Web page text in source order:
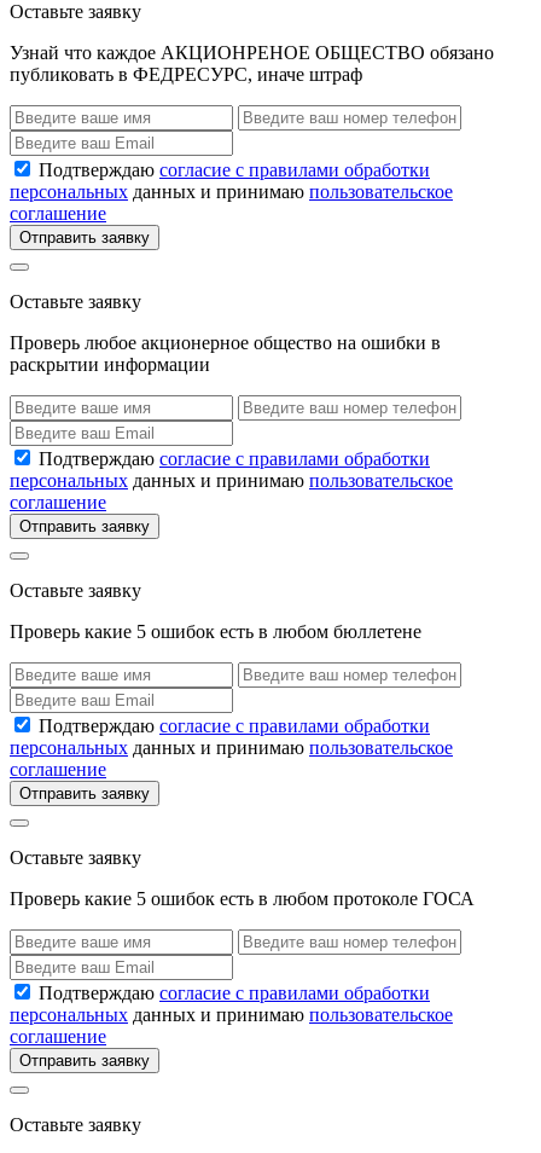
Оставьте заявку
Узнай что каждое АКЦИОНРЕНОЕ ОБЩЕСТВО обязано
публиковать в ФЕДРЕСУРС, иначе штраф
Подтверждаю согласие с правилами обработки
персональных данных и принимаю пользовательское
соглашение
Отправить заявку
Оставьте заявку
Проверь любое акционерное общество на ошибки в
раскрытии информации
Подтверждаю согласие с правилами обработки
персональных данных и принимаю пользовательское
соглашение
Отправить заявку
Оставьте заявку
Проверь какие 5 ошибок есть в любом бюллетене
Подтверждаю согласие с правилами обработки
персональных данных и принимаю пользовательское
соглашение
Отправить заявку
Оставьте заявку
Проверь какие 5 ошибок есть в любом протоколе ГОСА
Подтверждаю согласие с правилами обработки
персональных данных и принимаю пользовательское
соглашение
Отправить заявку
Оставьте заявку